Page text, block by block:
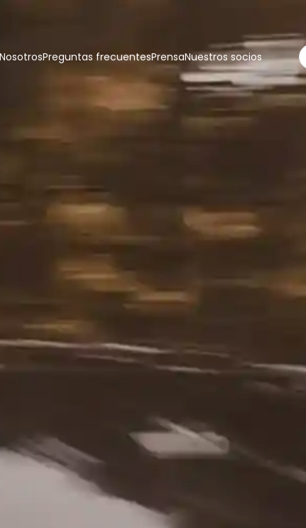
NosotrosPreguntas frecuentesPrensaNuestros socios